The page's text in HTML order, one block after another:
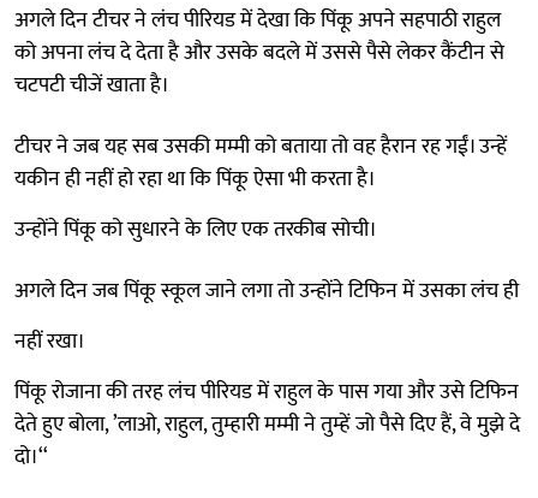
अगले दिन टीचर ने लंच पीरियड में देखा कि पिंकू अपने सहपाठी राहुल
को अपना लंच दे देता है और उसके बदले में उससे पैसे लेकर कैंटीन से
चटपटी चीजें खाता है।
टीचर ने जब यह सब उसकी मम्मी को बताया तो वह हैरान रह गईं। उन्हें
यकीन ही नहीं हो रहा था कि पिंकू ऐसा भी करता है।
उन्होंने पिंकू को सुधारने के लिए एक तरकीब सोची।
अगले दिन जब पिंकू स्कूल जाने लगा तो उन्होंने टिफिन में उसका लंच ही
नहीं रखा।
पिंकू रोजाना की तरह लंच पीरियड में राहुल के पास गया और उसे टिफिन
देते हुए बोला, ’लाओ, राहुल, तुम्हारी मम्मी ने तुम्हें जो पैसे दिए हैं, वे मुझे दे
दो।‘‘